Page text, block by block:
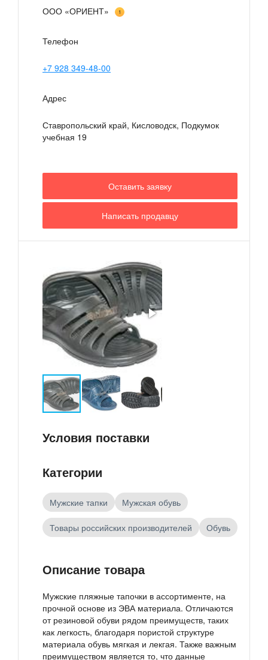
ООО «ОРИЕНТ» 1
Телефон
+7 928 349-48-00
Адрес
Ставропольский край, Кисловодск, Подкумок
учебная 19
Оставить заявку
Написать продавцу
Условия поставки
Категории
Мужские тапки Мужская обувь
Товары российских производителей Обувь
Описание товара
Мужские пляжные тапочки в ассортименте, на
прочной основе из ЭВА материала. Отличаются
от резиновой обуви рядом преимуществ, таких
как легкость, благодаря пористой структуре
материала обувь мягкая и лекгая. Также важным
преимуществом является то, что данные